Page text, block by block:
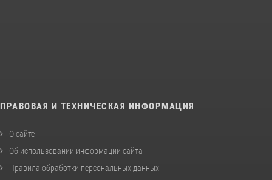
ПРАВОВАЯ И ТЕХНИЧЕСКАЯ ИНФОРМАЦИЯ
О сайте
Об использовании информации сайта
Правила обработки персональных данных